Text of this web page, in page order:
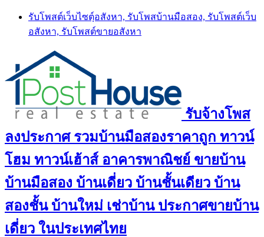
Skip
content
รับโพสต์เว็บไซตฺ์อสังหา, รับโพสบ้านมือสอง, รับโพสต์เว็บ
อสังหา, รับโพสต์ขายอสังหา
รับจ้างโพส
ลงประกาศ รวมบ้านมือสองราคาถูก ทาวน์
โฮม ทาวน์เฮ้าส์ อาคารพาณิชย์ ขายบ้าน
บ้านมือสอง บ้านเดี่ยว บ้านชั้นเดียว บ้าน
สองชั้น บ้านใหม่ เช่าบ้าน ประกาศขายบ้าน
เดี่ยว ในประเทศไทย